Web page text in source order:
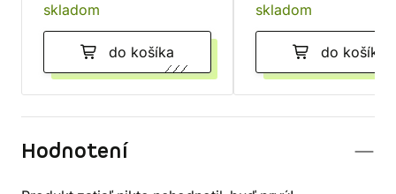
skladom
do košíka
skladom
do košíka
Hodnotení